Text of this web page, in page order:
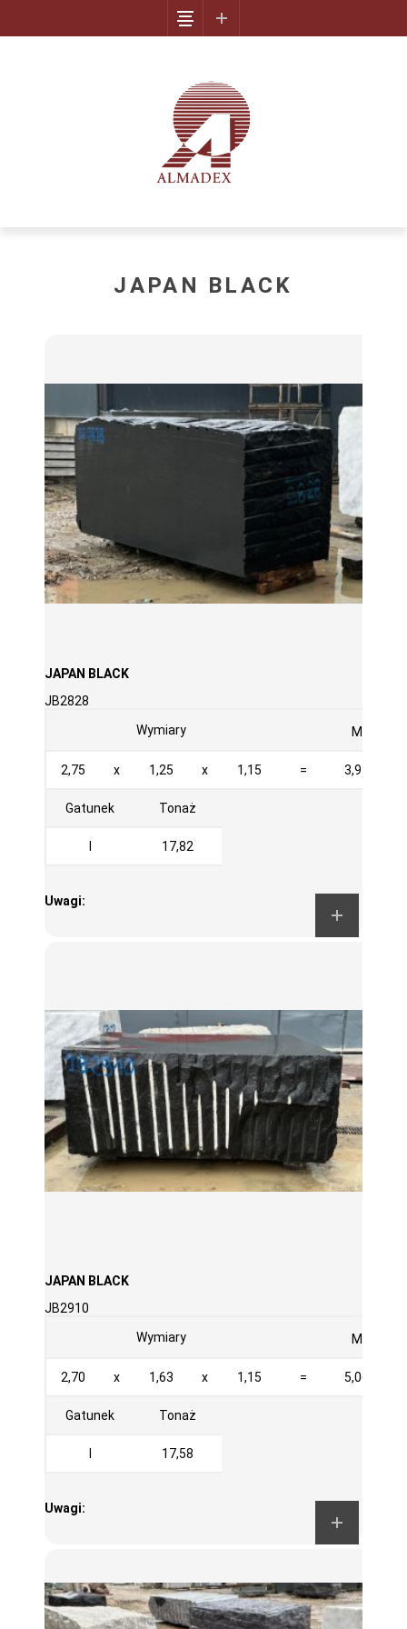
JAPAN BLACK
JAPAN BLACK
JB2828
Wymiary
M
2,75 x 1,25 x 1,15 = 3,953
Gatunek Tonaż
17,82
Uwagi:
JAPAN BLACK
JB2910
Wymiary
M
2,70 x 1,63 x 1,15 = 5,061
Gatunek Tonaż
17,58
Uwagi: